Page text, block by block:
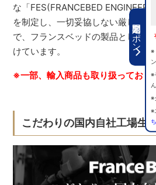
期間限定クーポン
※
※
ん
※
※
な「FES(FRANCEBED
を制定し、一切妥協しない厳しい基
で、フランスベッドの製品として
けています。
※一部、輸入商品も取り扱っており
こだわりの国内自社工場生